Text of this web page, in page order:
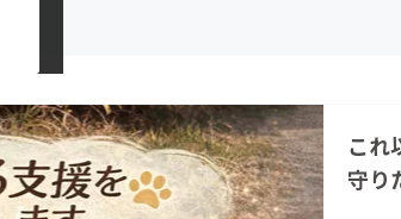
CAMPFIRE for Social Good
CAMPFIREふるさと納税
machi-
これ
守り